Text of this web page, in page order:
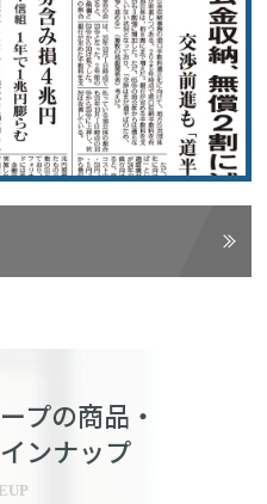
プの商品・
ンナップ